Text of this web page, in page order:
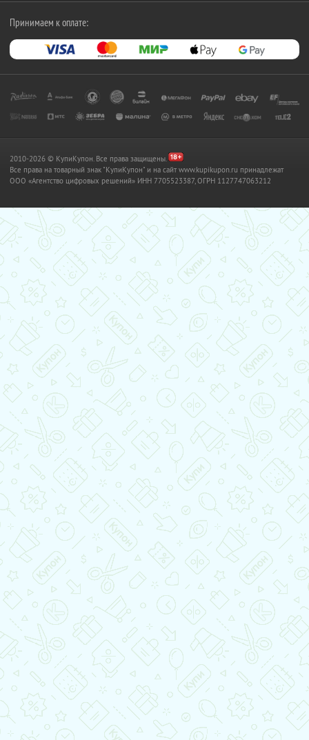
Принимаем к оплате:
2010-2026 © КупиКупон. Все права защищены.
Все права на товарный знак "КупиКупон" и на сайт www.kupikupon.ru принадлежат
OOO «Агентство цифровых решений» ИНН 7705523387, ОГРН 1127747063212